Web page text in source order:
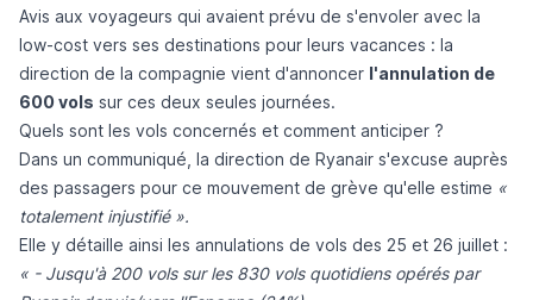
Avis aux voyageurs qui avaient prévu de s'envoler avec la
low-cost vers ses destinations pour leurs vacances : la
direction de la compagnie vient d'annoncer l'annulation de
600 vols sur ces deux seules journées.
Quels sont les vols concernés et comment anticiper ?
Dans un communiqué, la direction de Ryanair s'excuse auprès
des passagers pour ce mouvement de grève qu'elle estime «
totalement injustifié ».
Elle y détaille ainsi les annulations de vols des 25 et 26 juillet :
« - Jusqu'à 200 vols sur les 830 vols quotidiens opérés par